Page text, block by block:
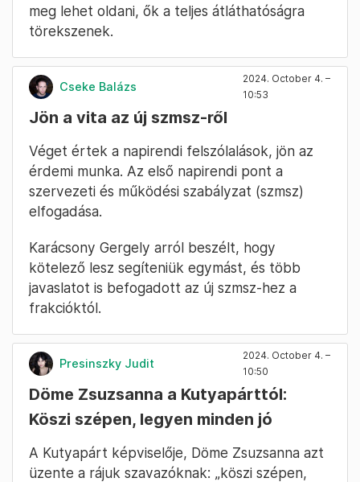
meg lehet oldani, ők a teljes átláthatóságra
törekszenek.
Cseke Balázs
2024. October 4. –
10:53
Jön a vita az új szmsz-ről
Véget értek a napirendi felszólalások, jön az
érdemi munka. Az első napirendi pont a
szervezeti és működési szabályzat (szmsz)
elfogadása.
Karácsony Gergely arról beszélt, hogy
kötelező lesz segíteniük egymást, és több
javaslatot is befogadott az új szmsz-hez a
frakcióktól.
Presinszky Judit
2024. October 4. –
10:50
Döme Zsuzsanna a Kutyapárttól:
Köszi szépen, legyen minden jó
A Kutyapárt képviselője, Döme Zsuzsanna azt
üzente a rájuk szavazóknak: „köszi szépen,